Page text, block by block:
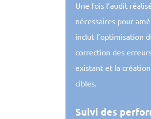
Une fois l’audit
nécessaires pour
inclut l’optimisation
correction des
existant et la
cibles.
Suivi des